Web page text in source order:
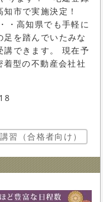
市で実施決定！
高知県でも手軽に
を踏んでいたみな
講できます。 現在予
型の不動産会社社
習（合格者向け）